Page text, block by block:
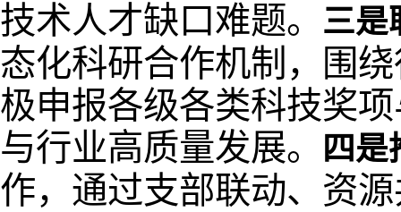
技术人才缺口难题。 三是
态化科研合作机制，围
极申报各级各类科技奖
与行业高质量发展。
四
作，通过支部联动、资